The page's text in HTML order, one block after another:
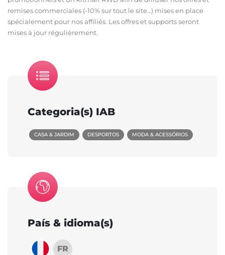
remises commerciales (-10% sur tout le site…) mises en place
spécialement pour nos affiliés. Les offres et supports seront
mises à jour régulièrement.
Categoria(s) IAB
CASA & JARDIM DESPORTOS MODA & ACESSÓRIOS
País & idioma(s)
FR